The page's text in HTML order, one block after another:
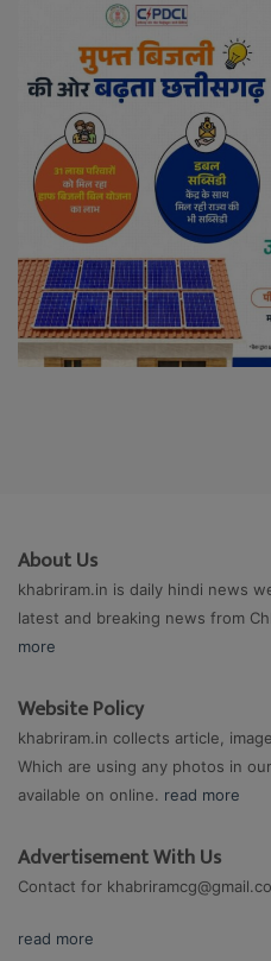
About Us
khabriram.in is daily hindi news
latest and breaking news from
more
Website Policy
khabriram.in collects article,
Which are using any photos in
available on online. read more
Advertisement With Us
Contact for
read more